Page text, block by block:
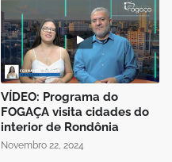
VÍDEO: Programa do
FOGAÇA visita cidades do
interior de Rondônia
Novembro 22, 2024